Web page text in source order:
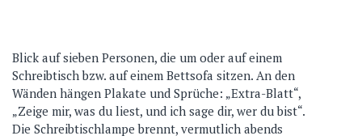
Blick auf sieben Personen, die um oder auf einem
Schreibtisch bzw. auf einem Bettsofa sitzen. An den
Wänden hängen Plakate und Sprüche: „Extra-Blatt“,
„Zeige mir, was du liest, und ich sage dir, wer du bist“.
Die Schreibtischlampe brennt, vermutlich abends